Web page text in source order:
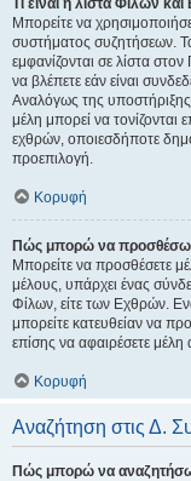
Τι είναι η λίστα Φίλων
Μπορείτε να
συστήματος συζητήσεων.
εμφανίζονται σε λίστα
να βλέπετε εάν είναι
Αναλόγως της
μέλη μπορεί να τονίζονται
εχθρών, οποιεσδήποτε
προεπιλογή.
Κορυφή
Πώς μπορώ να προσθέσω /
Μπορείτε να προσθέσετε
μέλους, υπάρχει ένας
Φίλων, είτε των Εχθρών.
μπορείτε κατευθείαν να
επίσης να αφαιρέσετε
Κορυφή
Αναζήτηση στις Δ.
Πώς μπορώ να αναζητήσω